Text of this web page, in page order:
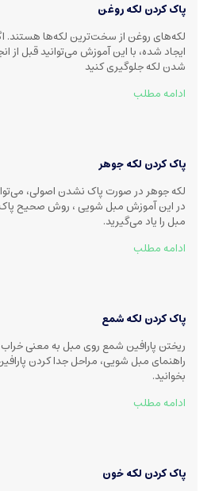
پاک کردن لکه روغن
لکه‌های روغن از سخت‌ترین لکه‌ها هستند.
ایجاد شده، با این آموزش می‌توانید قبل از
شدن لکه جلوگیری کنید
ادامه مطلب
پاک کردن لکه جوهر
لکه جوهر در صورت پاک نشدن اصولی،
در این آموزش مبل شویی ، روش صحیح پاک
مبل را یاد می‌گیرید.
ادامه مطلب
پاک کردن لکه شمع
ریختن پارافین شمع روی مبل به معنی
راهنمای مبل شویی، مراحل جدا کردن
بخوانید.
ادامه مطلب
پاک کردن لکه خون